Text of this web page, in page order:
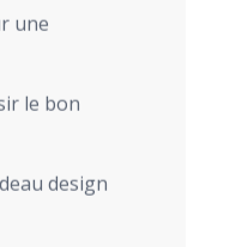
une
le bon
design